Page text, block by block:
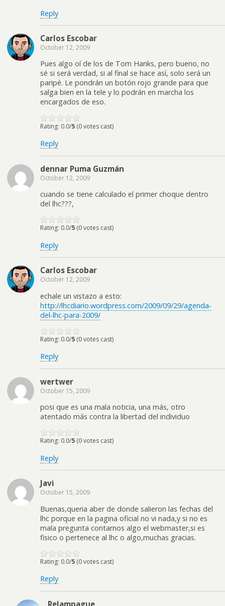
Reply
Carlos Escobar
October 12, 2009
Pues algo oí de los de Tom Hanks, pero bueno, no
sé si será verdad, si al final se hace así, solo será un
paripé. Le pondrán un botón rojo grande para que
salga bien en la tele y lo podrán en marcha los
encargados de eso.
Rating: 0.0/5 (0 votes cast)
Reply
dennar Puma Guzmán
October 12, 2009
cuando se tiene calculado el primer choque dentro
del lhc???,
Rating: 0.0/5 (0 votes cast)
Reply
Carlos Escobar
October 12, 2009
echale un vistazo a esto:
http://lhcdiario.wordpress.com/2009/09/29/agenda-
del-lhc-para-2009/
Rating: 0.0/5 (0 votes cast)
Reply
wertwer
October 15, 2009
posi que es una mala noticia, una más, otro
atentado más contra la libertad del individuo
Rating: 0.0/5 (0 votes cast)
Reply
Javi
October 15, 2009
Buenas,queria aber de donde salieron las fechas del
lhc porque en la pagina oficial no vi nada,y si no es
mala pregunta contarnos algo el webmaster,si es
fisico o pertenece al lhc o algo,muchas gracias.
Rating: 0.0/5 (0 votes cast)
Reply
Relampague